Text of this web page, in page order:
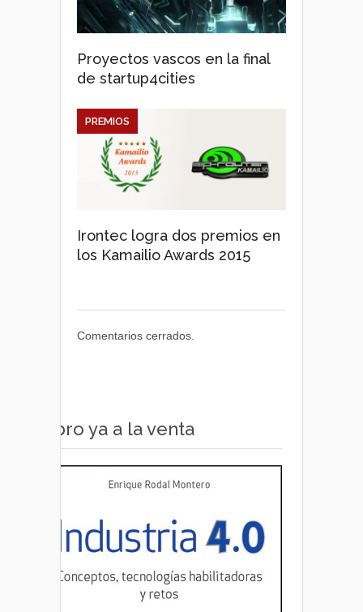
Proyectos vascos en la final
de startup4cities
Irontec logra dos premios en
los Kamailio Awards 2015
PREMIOS
Comentarios cerrados.
Libro ya a la venta